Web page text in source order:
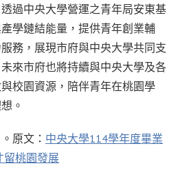
過中央大學營運之青年局安東基
學鏈結能量，提供青年創業輔
務，展現市府與中央大學共同支
來市府也將持續與中央大學及各
校園資源，陪伴青年在桃園學
。
原文： 中央大學114學年度畢業
留桃園發展